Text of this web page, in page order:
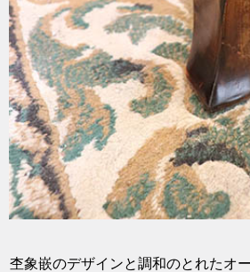
杢象嵌のデザインと調和のとれたオ